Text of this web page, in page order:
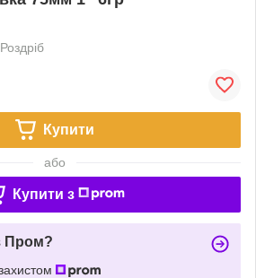
Роздріб
Купити
або
Купити з
Пром?